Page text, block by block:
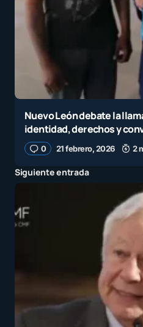
Nuevo León debate la
identidad, derechos y
0 21 febrero, 2026 2
Siguiente entrada